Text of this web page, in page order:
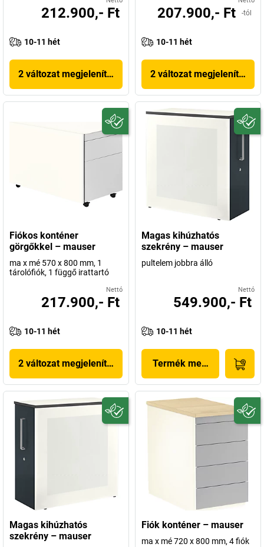
212.900,- Ft
10-11 hét
2 változat megjelenítése
207.900,- Ft -tól
10-11 hét
2 változat megjelenítése
Fiókos konténer
görgőkkel – mauser
ma x mé 570 x 800 mm, 1
tárolófiók, 1 függő irattartó
Nettó
217.900,- Ft
10-11 hét
2 változat megjelenítése
Magas kihúzhatós
szekrény – mauser
pultelem jobbra álló
Nettó
549.900,- Ft
10-11 hét
Termék megjelenítése
Magas kihúzhatós
szekrény – mauser
Fiók konténer – mauser
ma x mé 720 x 800 mm, 4 fiók